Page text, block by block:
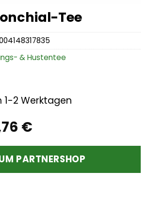
Tee
€
€Aktueller
ist:
3,76 €.
1-2 Werktagen
PARTNERSHOP
& Hustentee